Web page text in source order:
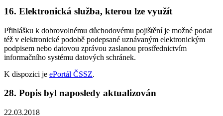
16. Elektronická služba, kterou lze využít
Přihlášku k dobrovolnému důchodovému pojištění je možné podat
též v elektronické podobě podepsané uznávaným elektronickým
podpisem nebo datovou zprávou zaslanou prostřednictvím
informačního systému datových schránek.
K dispozici je ePortál ČSSZ.
28. Popis byl naposledy aktualizován
22.03.2018